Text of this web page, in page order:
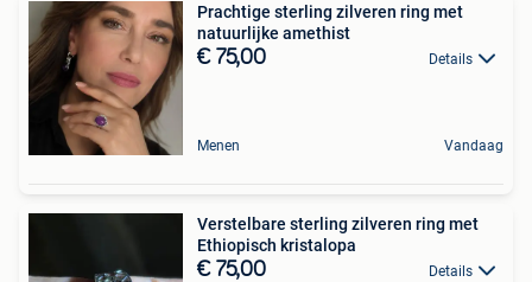
Prachtige sterling zilveren ring met
natuurlijke amethist
€ 75,00 Details
Menen Vandaag
Verstelbare sterling zilveren ring met
Ethiopisch kristalopa
€ 75,00 Details